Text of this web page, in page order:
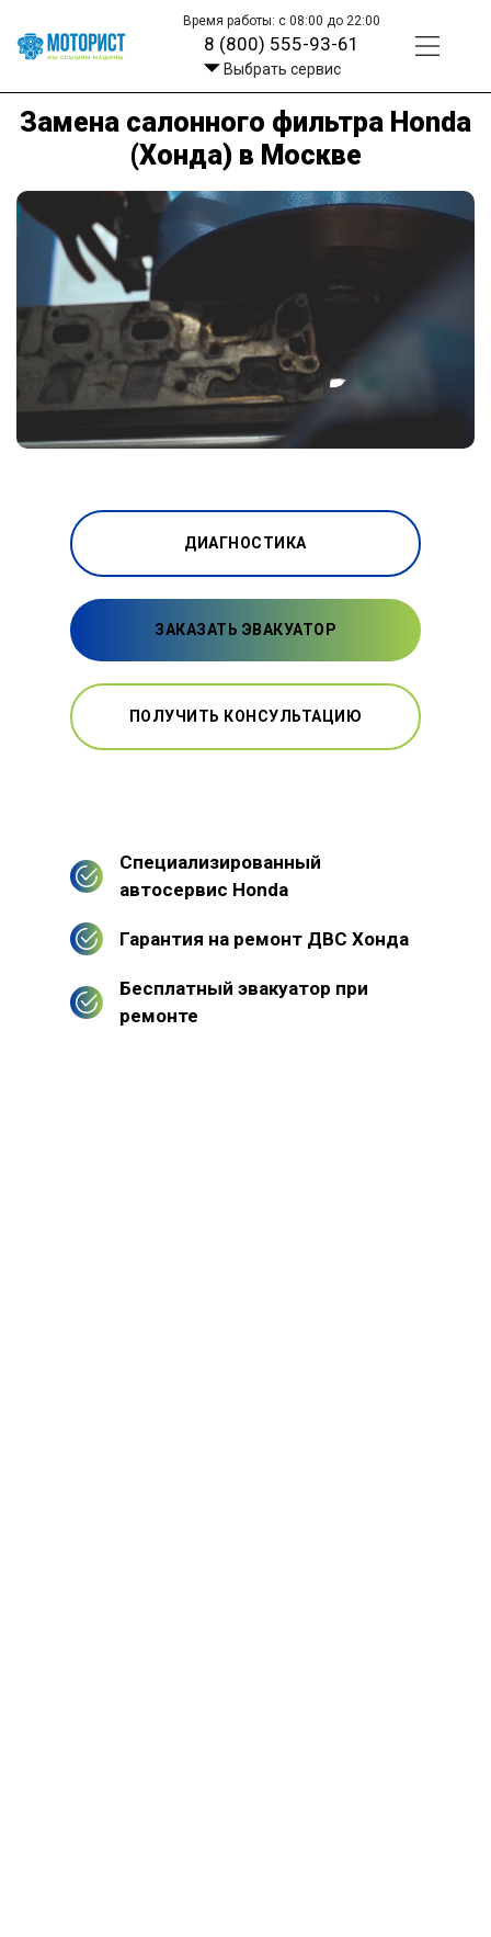
Время работы: с 08:00 до 22:00
8 (800) 555-93-61
Выбрать сервис
Замена салонного фильтра Honda
(Хонда) в Москве
ДИАГНОСТИКА
ЗАКАЗАТЬ ЭВАКУАТОР
ПОЛУЧИТЬ КОНСУЛЬТАЦИЮ
Специализированный
автосервис Honda
Гарантия на ремонт ДВС Хонда
Бесплатный эвакуатор при
ремонте